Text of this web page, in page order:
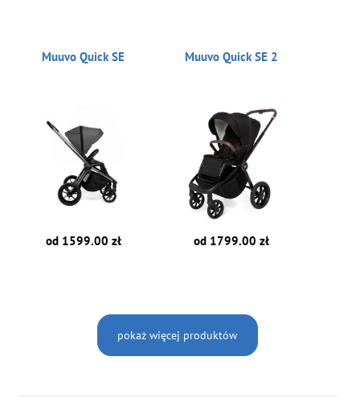
Muuvo Quick SE
od 1599.00 zł
Muuvo Quick SE 2
od 1799.00 zł
pokaż więcej produktów